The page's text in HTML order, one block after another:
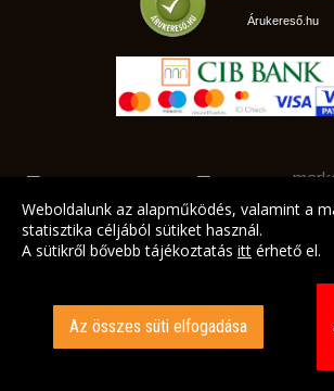
Árukereső.hu
Weboldalunk az alapműködés, valamint a
statisztika céljából sütiket használ.
A sütikről bővebb tájékoztatás itt érhető el.
Az összes süti elfogadása